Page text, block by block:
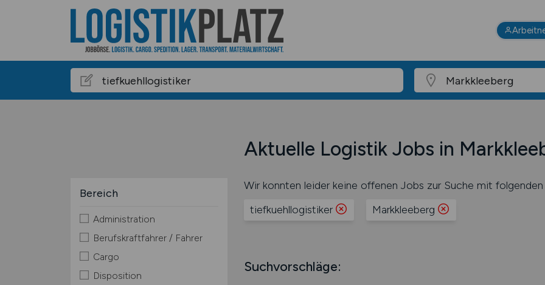
Aktuelle Logistik Jobs in
Bereich
Administration
Berufskraftfahrer / Fahrer
Cargo
Disposition
Wir konnten leider keine offenen Jobs zur Suche mit
tiefkuehllogistiker
Markkleeberg
Suchvorschläge: